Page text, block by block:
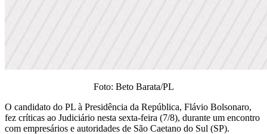
Foto: Beto Barata/PL
O candidato do PL à Presidência da República, Flávio Bolsonaro,
fez críticas ao Judiciário nesta sexta-feira (7/8), durante um encontro
com empresários e autoridades de São Caetano do Sul (SP).